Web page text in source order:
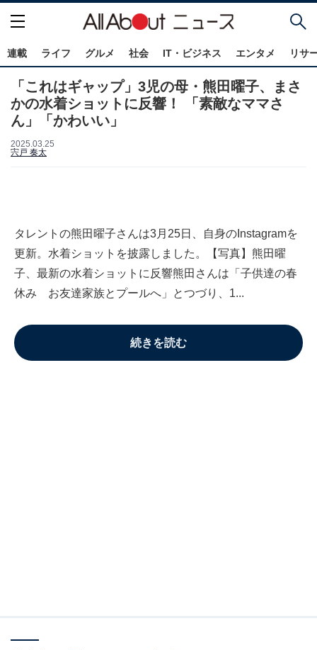
連載 ライフ グルメ 社会 IT・ビジネス エンタメ リサ
「これはギャップ」3児の母・熊田曜子、まさ
かの水着ショットに反響！ 「素敵なママさ
ん」「かわいい」
2025.03.25
宍戸 奏太
タレントの熊田曜子さんは3月25日、自身のInstagramを
更新。水着ショットを披露しました。【写真】熊田曜
子、最新の水着ショットに反響熊田さんは「子供達の春
休み お友達家族とプールへ」とつづり、1...
続きを読む